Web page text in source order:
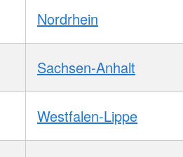
Nordrhein
Sachsen-Anhalt
Westfalen-Lippe